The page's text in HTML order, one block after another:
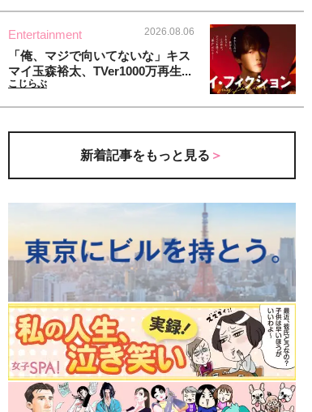
Entertainment 2026.08.06
「俺、マジで向いてないな」キス
マイ玉森裕太、TVer1000万再生...
こじらぶ
新着記事をもっと見る